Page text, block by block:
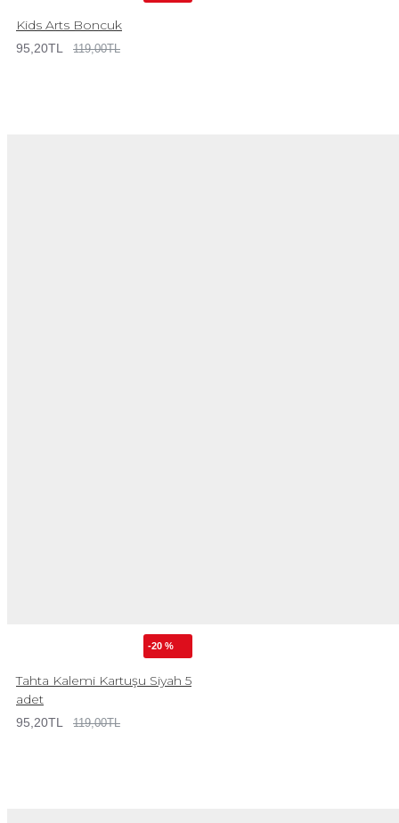
Kids Arts Boncuk
95,20TL 119,00TL
-20 %
Tahta Kalemi Kartuşu Siyah 5
adet
95,20TL 119,00TL